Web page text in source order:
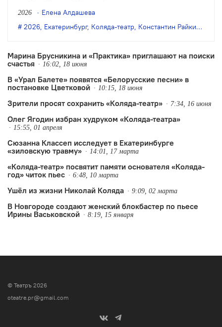
главе регионального минкульта,
датированное 21 июня. В открытом
Константин Райкин и его коллеги
просят сохранить екатеринбургский
«Коляда-театр», оказавшийся после
из-за…
2026
Елена Алдашева
2026 Екатеринбург, Коляда-театр Константин Райкин ,
Марина Брусникина и «Практика» приглашают на поиски
счастья
16:02, 18 июня
В «Урал Балете» появятся «Белорусские песни» в
постановке Цветковой
10:15, 18 июня
Зрители просят сохранить «Коляда-театр» 7:34, 16 июня
Олег Ягодин избран худруком «Коляда-театра»
15:55, 01 апреля
Сюзанна Классеп исследует в Екатеринбурге
«зиловскую травму»
14:01, 17 марта
«Коляда-театр» посвятит памяти основателя «Коляда-
год» читок пьес
6:48, 10 марта
Ушёл из жизни Николай Коляда 9:09, 02 марта
В Новгороде создают женский блокбастер по пьесе
Ирины Васьковской
8:19, 15 января
© Театръ 2026
oteatre.pr@gmail.com